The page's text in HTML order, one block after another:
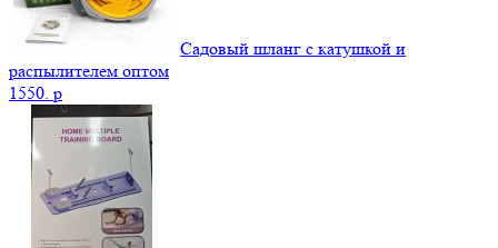
Садовый шланг с катушкой и
распылителем оптом
1550. p